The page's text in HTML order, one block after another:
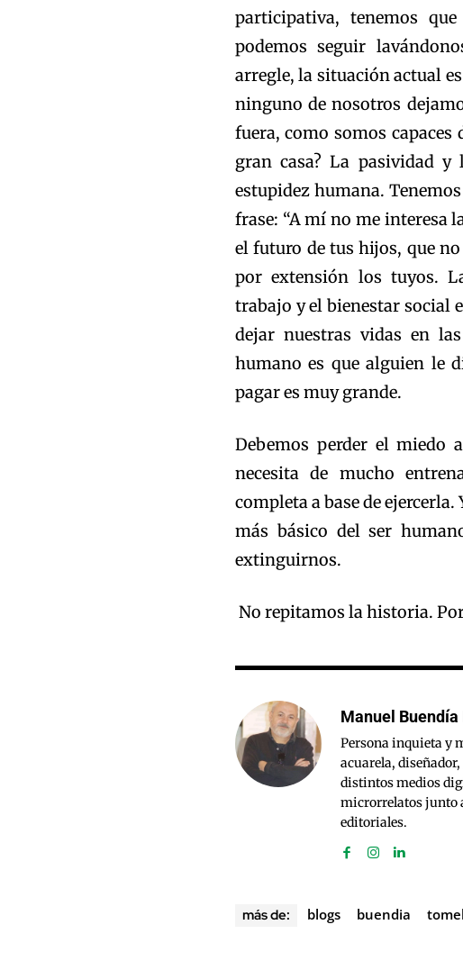
participativa, tenemos
podemos seguir
arregle, la situación actual
ninguno de nosotros
fuera, como somos
gran casa? La pasividad
estupidez humana.
frase: “A mí no me interesa
el futuro de tus hijos, que
por extensión los tuyos.
trabajo y el bienestar social
dejar nuestras vidas en
humano es que alguien le
pagar es muy grande.
Debemos perder el miedo
necesita de mucho
completa a base de
más básico del ser
extinguirnos.
No repitamos la historia.
Manuel
Persona inquieta y
acuarela,
distintos medios
microrrelatos junto
editoriales.
más de: blogs buendia